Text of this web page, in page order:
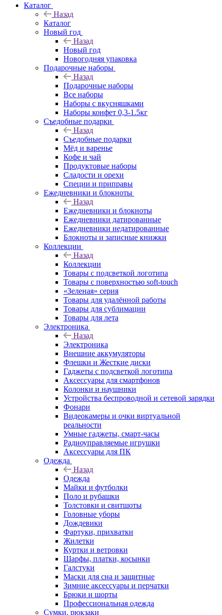
Каталог
Назад
Каталог
Новый год
Назад
Новый год
Новогодняя упаковка
Подарочные наборы
Назад
Подарочные наборы
Все наборы
Наборы с вкусняшками
Наборы конфет 0,3-1.5кг
Съедобные подарки
Назад
Съедобные подарки
Мёд и варенье
Кофе и чай
Продуктовые наборы
Сладости и орехи
Специи и приправы
Ежедневники и блокноты
Назад
Ежедневники и блокноты
Ежедневники датированные
Ежедневники недатированные
Блокноты и записные книжки
Коллекции
Назад
Коллекции
Товары с подсветкой логотипа
Товары с поверхностью soft-touch
«Зеленая» серия
Товары для удалённой работы
Товары для сублимации
Товары для лета
Электроника
Назад
Электроника
Внешние аккумуляторы
Флешки и Жесткие диски
Гаджеты с подсветкой логотипа
Аксессуары для смартфонов
Колонки и наушники
Устройства беспроводной и сетевой зарядки
Фонари
Видеокамеры и очки виртуальной
реальности
Умные гаджеты, смарт-часы
Радиоуправляемые игрушки
Аксессуары для ПК
Одежда
Назад
Одежда
Майки и футболки
Поло и рубашки
Толстовки и свитшоты
Головные уборы
Дождевики
Фартуки, прихватки
Жилетки
Куртки и ветровки
Шарфы, платки, косынки
Галстуки
Маски для сна и защитные
Зимние аксессуары и перчатки
Брюки и шорты
Профессиональная одежда
Сумки, рюкзаки